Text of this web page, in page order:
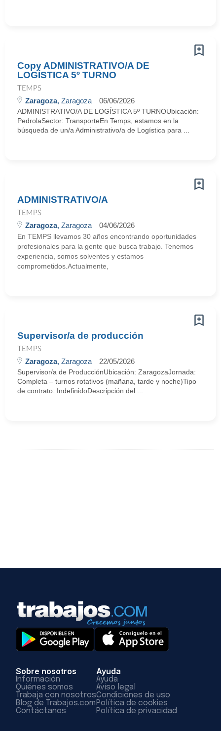
Copy ADMINISTRATIVO/A DE
LOGÍSTICA 5º TURNO
TEMPS
Zaragoza, Zaragoza 06/06/2026
ADMINISTRATIVO/A DE LOGÍSTICA 5º TURNOUbicación:
PedrolaSector: TransporteEn Temps, estamos en la
búsqueda de un/a Administrativo/a de Logística para ...
ADMINISTRATIVO/A
TEMPS
Zaragoza, Zaragoza 04/06/2026
En TEMPS llevamos 30 años encontrando oportunidades
profesionales para la gente que busca trabajo. Tenemos
experiencia, somos solventes y estamos
comprometidos.Actualmente,
Supervisor/a de producción
TEMPS
Zaragoza, Zaragoza 22/05/2026
Supervisor/a de ProducciónUbicación: ZaragozaJornada:
Completa – turnos rotativos (mañana, tarde y noche)Tipo
de contrato: IndefinidoDescripción del ...
Sobre nosotros
Información
Quiénes somos
Trabaja con nosotros
Blog de Trabajos.com
Contáctanos
Ayuda
Ayuda
Aviso legal
Condiciones de uso
Política de cookies
Política de privacidad